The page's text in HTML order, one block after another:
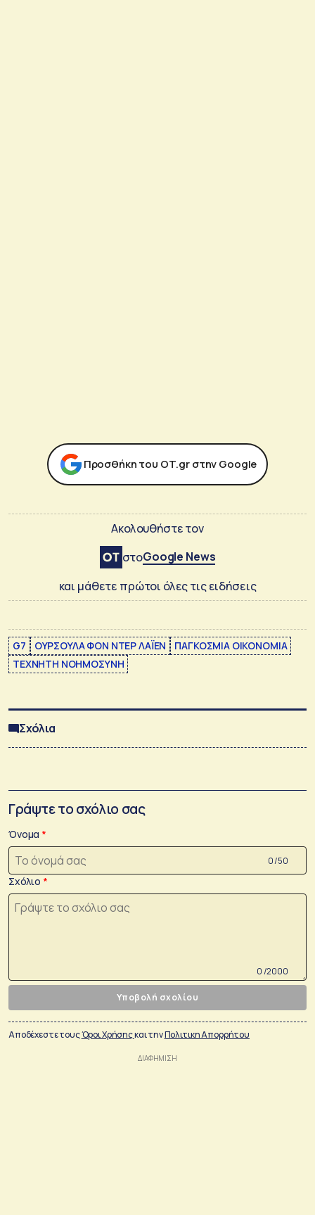
Προσθήκη του ΟΤ.gr στην Google
Ακολουθήστε τον
στοGoogle News
και μάθετε πρώτοι όλες τις ειδήσεις
G7 ΟΥΡΣΟΥΛΑ ΦΟΝ ΝΤΕΡ ΛΑΪΕΝ
ΠΑΓΚΟΣΜΙΑ ΟΙΚΟΝΟΜΙΑ
ΤΕΧΝΗΤΗ ΝΟΗΜΟΣΥΝΗ
Σχόλια
Γράψτε το σχόλιο σας
Όνομα
0 /50
Σχόλιο
0 /2000
Υποβολή σχολίου
Αποδέχεστε τουςΌροι Χρήσηςκαι τηνΠολιτικη Απορρήτου